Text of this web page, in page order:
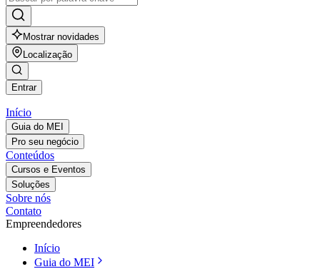
Mostrar novidades
Localização
Entrar
Início
Guia do MEI
Pro seu negócio
Conteúdos
Cursos e Eventos
Soluções
Sobre nós
Contato
Empreendedores
Início
Guia do MEI